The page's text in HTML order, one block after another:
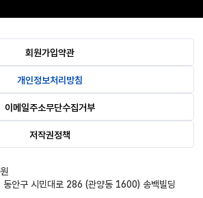
회원가입약관
개인정보처리방침
이메일주소무단수집거부
저작권정책
안구 시민대로 286 (관양동 1600) 송백빌딩